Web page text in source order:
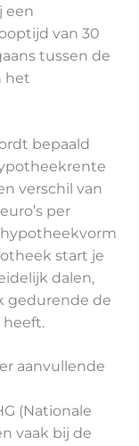
een
van 30
tussen de
het
bepaald
verschil van
per
start je
dalen,
gedurende de
aanvullende
(Nationale
vaak bij de